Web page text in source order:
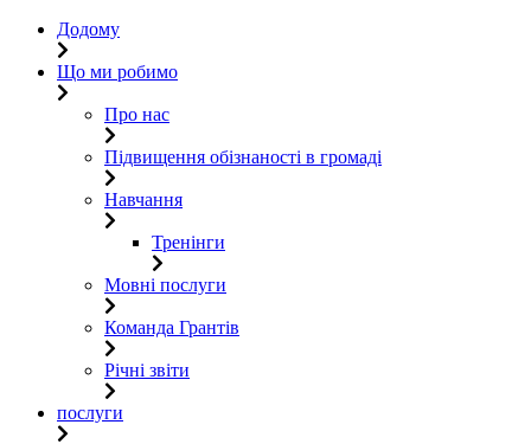
Додому
Що ми робимо
Про нас
Підвищення обізнаності в громаді
Навчання
Тренінги
Мовні послуги
Команда Грантів
Річні звіти
послуги